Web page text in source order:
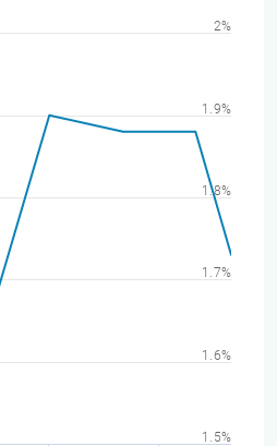
1.5%
1.6%
1.7%
1.8%
1.9%
2%